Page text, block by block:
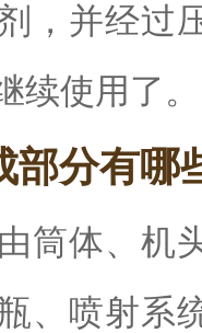
，并经过
续使用了。
部分有哪
筒体、机
、喷射系